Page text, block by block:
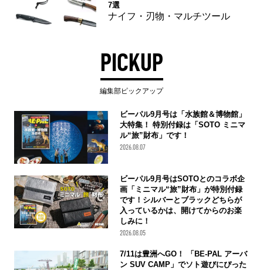
7選
ナイフ・刃物・マルチツール
PICKUP
編集部ピックアップ
ビーパル9月号は「水族館＆博物館」
大特集！ 特別付録は「SOTO ミニマ
ル“旅”財布」です！
2026.08.07
ビーパル9月号はSOTOとのコラボ企
画「ミニマル“旅”財布」が特別付録
です！シルバーとブラックどちらが
入っているかは、開けてからのお楽
しみに！
2026.08.05
7/11は豊洲へGO！ 「BE-PAL アーバ
ン SUV CAMP」でソト遊びにぴった